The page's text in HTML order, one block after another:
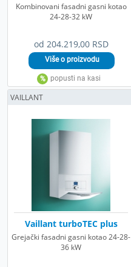
od 204.219,00 RSD
Kombinovani fasadni gasni kotao
24-28-32 kW
Vaillant turboTEC plus
Grejački fasadni gasni kotao 24-28-
36 kW
VAILLANT